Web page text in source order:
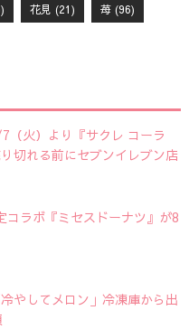
花見 (21) 苺(96)
（火）より『サクレ コーラ
切れる前にセブンイレブン店
コラボ『ミセスドーナツ』が8
やしてメロン」冷凍庫から出